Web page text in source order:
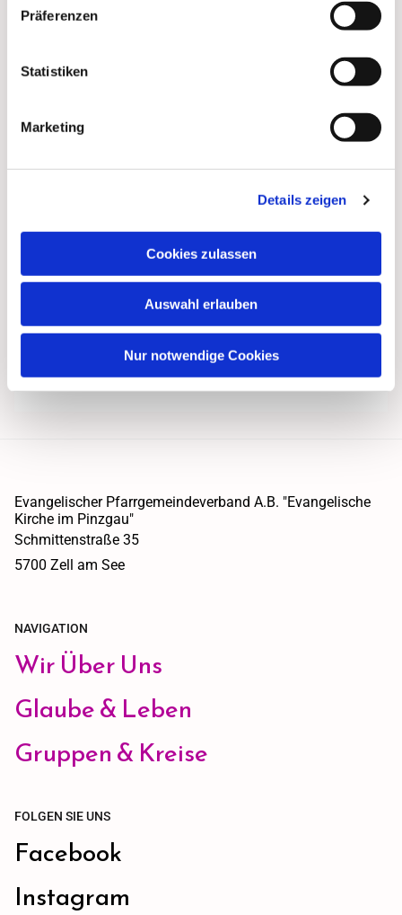
Präferenzen
Statistiken
Marketing
Details zeigen
Cookies zulassen
Auswahl erlauben
Nur notwendige Cookies
Evangelischer Pfarrgemeindeverband A.B. "Evangelische
Kirche im Pinzgau"
Schmittenstraße 35
5700 Zell am See
NAVIGATION
Wir Über Uns
Glaube & Leben
Gruppen & Kreise
FOLGEN SIE UNS
Facebook
Instagram